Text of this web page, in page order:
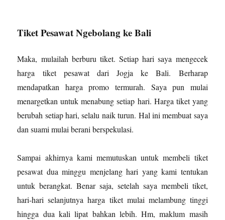
Tiket Pesawat Ngebolang ke Bali
Maka, mulailah berburu tiket. Setiap hari saya mengecek
harga tiket pesawat dari Jogja ke Bali. Berharap
mendapatkan harga promo termurah. Saya pun mulai
menargetkan untuk menabung setiap hari. Harga tiket yang
berubah setiap hari, selalu naik turun. Hal ini membuat saya
dan suami mulai berani berspekulasi.
Sampai akhirnya kami memutuskan untuk membeli tiket
pesawat dua minggu menjelang hari yang kami tentukan
untuk berangkat. Benar saja, setelah saya membeli tiket,
hari-hari selanjutnya harga tiket mulai melambung tinggi
hingga dua kali lipat bahkan lebih. Hm, maklum masih